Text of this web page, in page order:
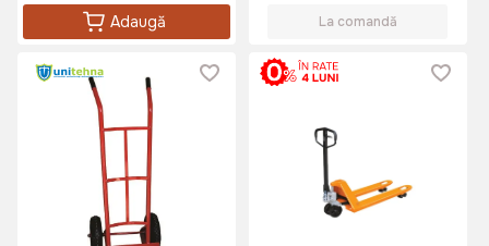
Adaugă La comandă